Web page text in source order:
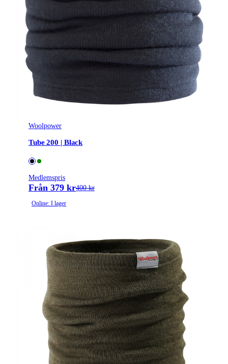
Woolpower
Tube 200 | Black
Medlemspris
Från 379 kr400 kr
Online: I lager